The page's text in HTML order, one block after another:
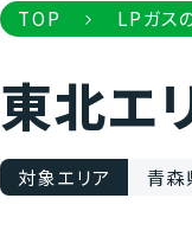
TOP LPガス
東北エ
対象エリア 青森